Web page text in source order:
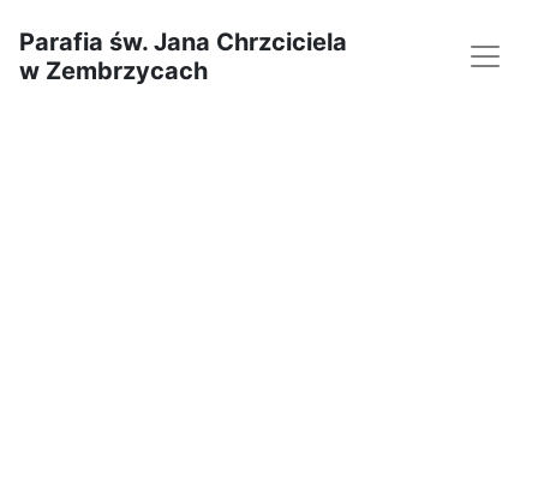
Parafia św. Jana Chrzciciela
w Zembrzycach